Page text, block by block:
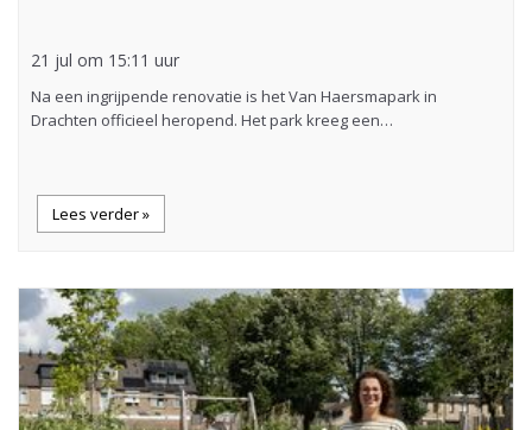
21 jul om 15:11 uur
Na een ingrijpende renovatie is het Van Haersmapark in
Drachten officieel heropend. Het park kreeg een…
Lees verder »